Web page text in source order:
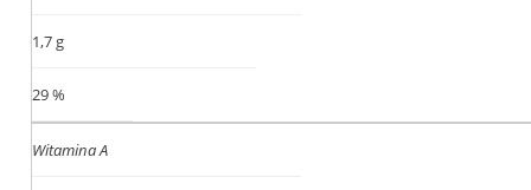
1,7 g
29 %
Witamina A